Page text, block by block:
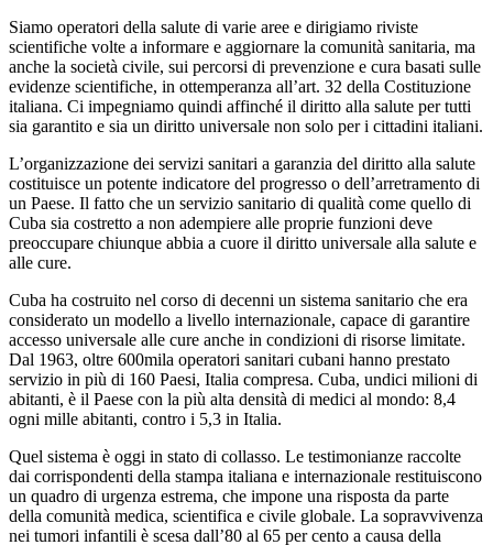
Siamo operatori della salute di varie aree e dirigiamo riviste
scientifiche volte a informare e aggiornare la comunità sanitaria, ma
anche la società civile, sui percorsi di prevenzione e cura basati sulle
evidenze scientifiche, in ottemperanza all’art. 32 della Costituzione
italiana. Ci impegniamo quindi affinché il diritto alla salute per tutti
sia garantito e sia un diritto universale non solo per i cittadini italiani.
L’organizzazione dei servizi sanitari a garanzia del diritto alla salute
costituisce un potente indicatore del progresso o dell’arretramento di
un Paese. Il fatto che un servizio sanitario di qualità come quello di
Cuba sia costretto a non adempiere alle proprie funzioni deve
preoccupare chiunque abbia a cuore il diritto universale alla salute e
alle cure.
Cuba ha costruito nel corso di decenni un sistema sanitario che era
considerato un modello a livello internazionale, capace di garantire
accesso universale alle cure anche in condizioni di risorse limitate.
Dal 1963, oltre 600mila operatori sanitari cubani hanno prestato
servizio in più di 160 Paesi, Italia compresa. Cuba, undici milioni di
abitanti, è il Paese con la più alta densità di medici al mondo: 8,4
ogni mille abitanti, contro i 5,3 in Italia.
Quel sistema è oggi in stato di collasso. Le testimonianze raccolte
dai corrispondenti della stampa italiana e internazionale restituiscono
un quadro di urgenza estrema, che impone una risposta da parte
della comunità medica, scientifica e civile globale. La sopravvivenza
nei tumori infantili è scesa dall’80 al 65 per cento a causa della